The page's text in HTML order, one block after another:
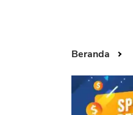
Beranda